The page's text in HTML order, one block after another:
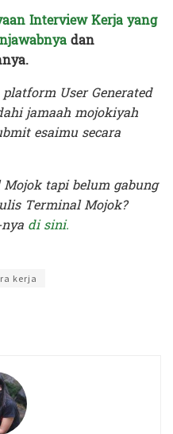
Interview Kerja yang
dan
User Generated
jamaah mojokiyah
esaimu secara
tapi belum gabung
Terminal Mojok?
di sini.
kerja